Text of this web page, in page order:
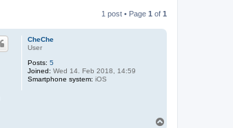
1 post • Page 1 of 1
CheChe
User
Posts: 5
Joined: Wed 14. Feb 2018, 14:59
Smartphone system: iOS